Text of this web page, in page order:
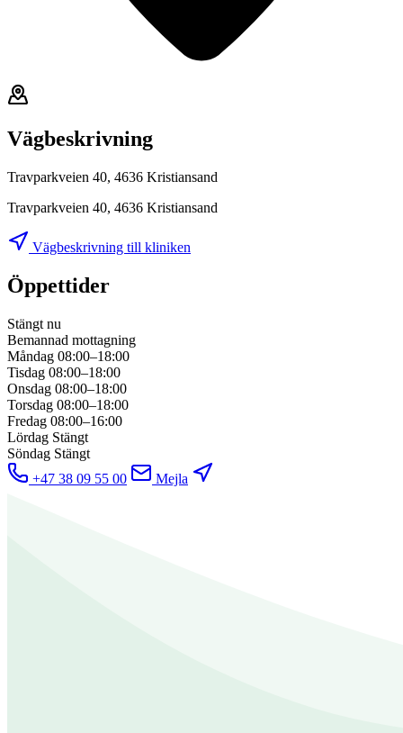
Vägbeskrivning
Travparkveien 40, 4636 Kristiansand
Travparkveien 40, 4636 Kristiansand
Vägbeskrivning till kliniken
Öppettider
Stängt nu
Bemannad mottagning
Måndag 08:00–18:00
Tisdag 08:00–18:00
Onsdag 08:00–18:00
Torsdag 08:00–18:00
Fredag 08:00–16:00
Lördag Stängt
Söndag Stängt
+47 38 09 55 00
Mejla